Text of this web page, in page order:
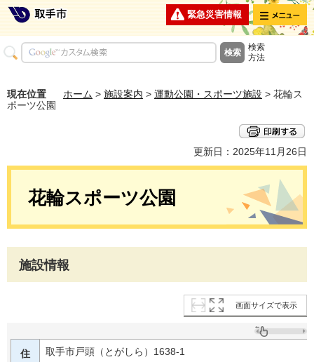
緊急災害情報 メニュー
検索
方法
現在位置 ホーム > 施設案内 > 運動公園・スポーツ施設 > 花輪ス
ポーツ公園
更新日：2025年11月26日
花輪スポーツ公園
施設情報
画面サイズで表示
住
取手市戸頭（とがしら）1638-1